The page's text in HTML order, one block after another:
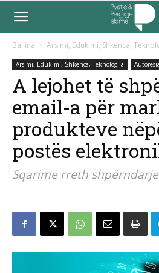
Ballina Arsimi, Edukimi, Shkenca,
Arsimi, Edukimi, Shkenca, Teknologjia
A lejohet të
email-a për
produkteve
postës
Sqarime rreth